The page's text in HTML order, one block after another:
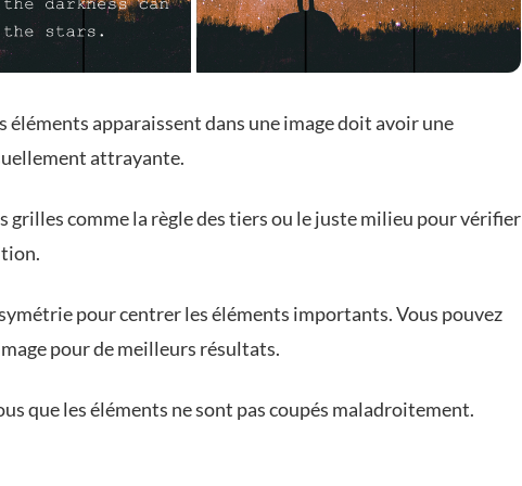
éléments apparaissent dans une image doit avoir une
attrayante.
grilles comme la règle des tiers ou le juste milieu pour vérifier
pour centrer les éléments importants. Vous pouvez
pour de meilleurs résultats.
que les éléments ne sont pas coupés maladroitement.